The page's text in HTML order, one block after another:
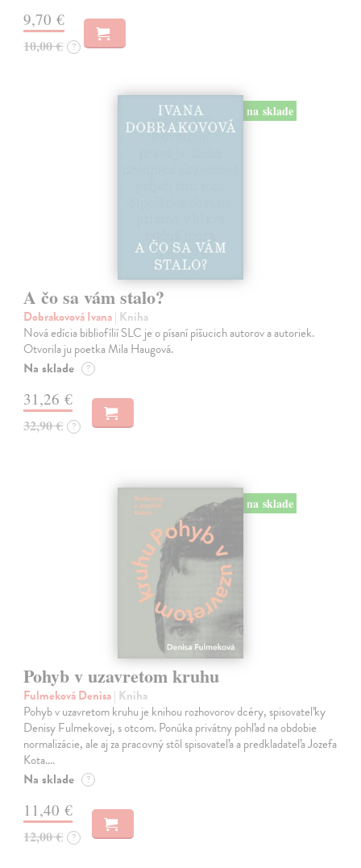
9,70 €
10,00 € ?
na sklade
A čo sa vám stalo?
Dobrakovová Ivana| Kniha
Nová edícia bibliofílií SLC je o písaní píšucich autorov a autoriek.
Otvorila ju poetka Mila Haugová.
Na sklade ?
31,26 €
32,90 € ?
na sklade
Pohyb v uzavretom kruhu
Fulmeková Denisa| Kniha
Pohyb v uzavretom kruhu je knihou rozhovorov dcéry, spisovateľky
Denisy Fulmekovej, s otcom. Ponúka privátny pohľad na obdobie
normalizácie, ale aj za pracovný stôl spisovateľa a predkladateľa Jozefa
Kota.…
Na sklade ?
11,40 €
12,00 € ?